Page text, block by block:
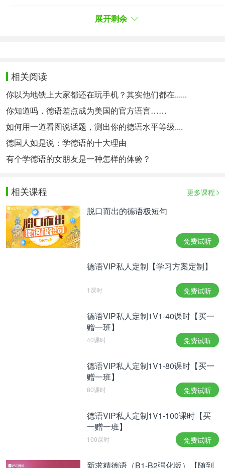
蠢脸颊（蠢一脸）
Labertasche
Tratschtante长舌阿姨
Plappermaul话多嘴（对，就是用来形容问你有没有
男票啥时结婚啥时要小孩的那些七姑八姨的）
首当其冲的当然是：
，说的时候来点德语强调
就是了。
Verlierer就是失败者的意思
Warmduscher只洗热水澡的（小编碎碎：谁不是
软尾巴
胆小鬼，懦夫
粑粑拉裤子里的
胆小的裤子
废物，饭桶，毫无用处
无聊的人
宅男/宅女
展开剩余
相关阅读
你以为地铁上大家都还在玩手机？其实他们都在......
你知道吗，德语差点成为美国的官方语言……
如何用一道看图说话题，测出你的德语水平等级....
德国人如是说：学德语的十大理由
有个学德语的女朋友是一种怎样的体验？
相关课程 更多课程
脱口而出的德语极短句
免费试听
德语VIP私人定制【学习方案定制】
1课时 免费试听
德语VIP私人定制1V1-40课时【买一
赠一班】
40课时 免费试听
德语VIP私人定制1V1-80课时【买一
赠一班】
80课时 免费试听
德语VIP私人定制1V1-100课时【买
一赠一班】
100课时 免费试听
新求精德语（B1-B2强化版）【随到